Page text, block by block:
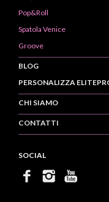
Pop&Roll
Spatola Venice
Groove
BLOG
PERSONALIZZA
CHI SIAMO
CONTATTI
SOCIAL